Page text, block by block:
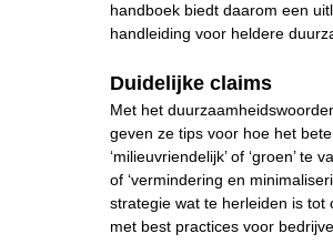
handboek biedt daarom een
handleiding voor heldere
Duidelijke claims
Met het
geven ze tips voor hoe het
‘milieuvriendelijk’ of ‘groen’
of ‘vermindering en
strategie wat te herleiden is tot
met best practices voor